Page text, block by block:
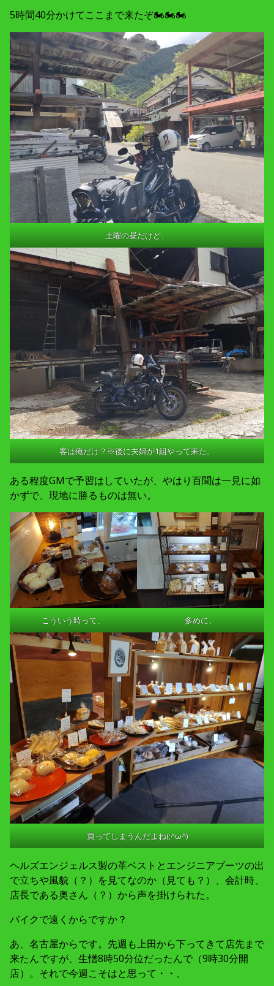
5時間40分かけてここまで来たぞ🏍🏍🏍
土曜の昼だけど、
客は俺だけ？※後に夫婦が1組やって来た。
ある程度GMで予習はしていたが、やはり百聞は一見に如
かずで、現地に勝るものは無い。
こういう時って、 多めに、
買ってしまうんだよね(;^ω^)
ヘルズエンジェルス製の革ベストとエンジニアブーツの出
で立ちや風貌（？）を見てなのか（見ても？）、会計時、
店長である奥さん（？）から声を掛けられた。
バイクで遠くからですか？
あ、名古屋からです。先週も上田から下ってきて店先まで
来たんですが、生憎8時50分位だったんで（9時30分開
店）。それで今週こそはと思って・・、